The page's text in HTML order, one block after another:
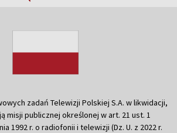
zadań Telewizji Polskiej S.A. w likwidacji,
misji publicznej określonej w art. 21 ust. 1
1992 r. o radiofonii i telewizji (Dz. U. z 2022 r.